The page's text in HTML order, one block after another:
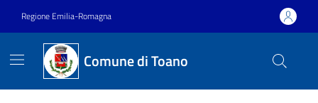
Regione Emilia-Romagna
Comune di Toano